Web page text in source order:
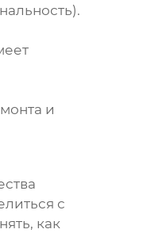
и
с
как